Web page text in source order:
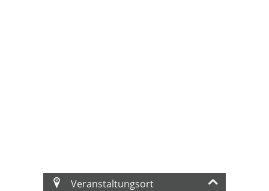
Veranstaltungsort